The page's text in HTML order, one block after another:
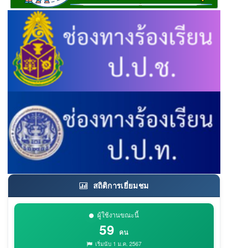
สถิติการเยี่ยมชม
ผู้ใช้งานขณะนี้
59 คน
เริ่มนับ 1 ม.ค. 2567